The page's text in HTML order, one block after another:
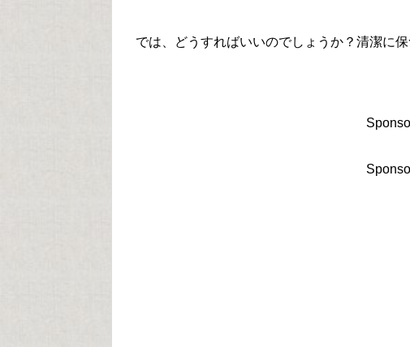
では、どうすればいいのでしょうか？清潔に